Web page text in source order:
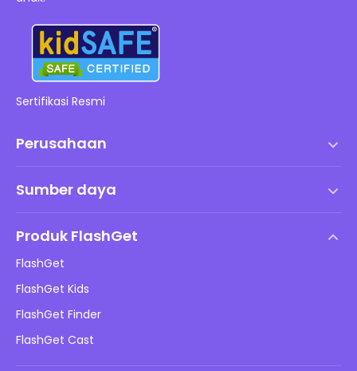
Sertifikasi Resmi
Perusahaan
Perjanjian Lisensi Pengguna Akhir
Kebijakan DMCA
Kebijakan Privasi
Kebijakan Periklanan
Jangan Jual Info Saya
Sumber daya
Keamanan Daring Anak
Unduh
Produk FlashGet
FlashGet
FlashGet Kids
FlashGet Finder
FlashGet Cast